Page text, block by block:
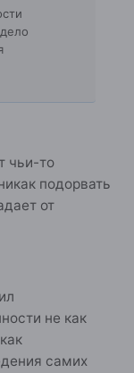
чьи-то
подорвать
от
не как
самих